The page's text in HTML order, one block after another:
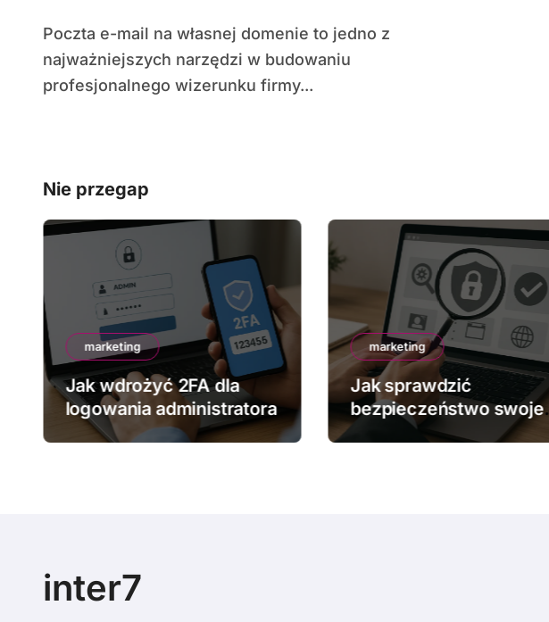
Poczta e-mail na własnej domenie to jedno z
najważniejszych narzędzi w budowaniu
profesjonalnego wizerunku firmy...
Nie przegap
marketing
Jak wdrożyć 2FA dla
logowania administratora
marketing
Jak sprawdzić
bezpieczeństwo swojej
strony
inter7